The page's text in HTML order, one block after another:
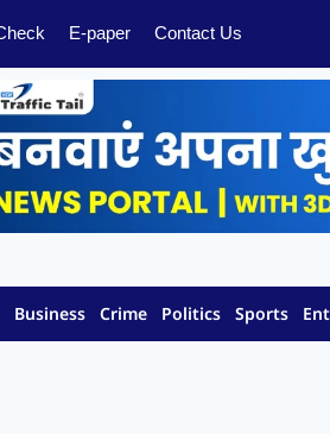
E-paper Contact Us
Business Crime Politics Sports